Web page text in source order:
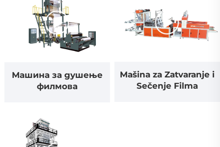
Машина за душење
филмова
Mašina za Zatvaranje i
Sečenje Filma